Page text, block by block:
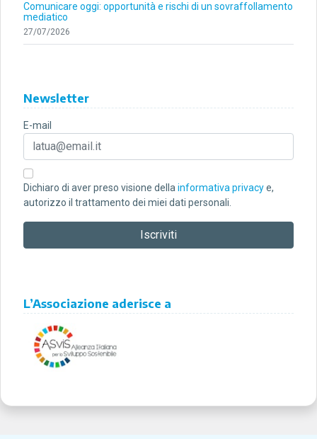
Comunicare oggi: opportunità e rischi di un sovraffollamento
mediatico
27/07/2026
Newsletter
E-mail
Dichiaro di aver preso visione della informativa privacye,
autorizzo il trattamento dei miei dati personali.
L’Associazione aderisce a